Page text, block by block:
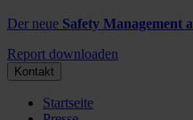
Der neue Safety Management
Report downloaden
Kontakt
Startseite